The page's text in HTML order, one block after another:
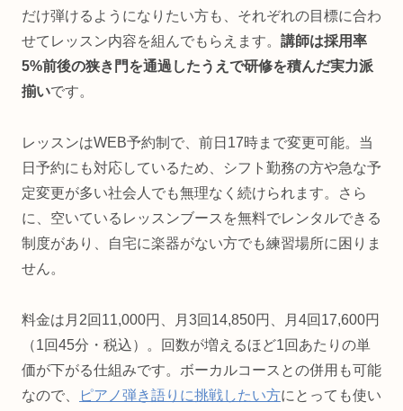
だけ弾けるようになりたい方も、それぞれの目標に合わ
せてレッスン内容を組んでもらえます。 講師は採用率
5%前後の狭き門を通過したうえで研修を積んだ実力派
揃いです。
レッスンはWEB予約制で、前日17時まで変更可能。当
日予約にも対応しているため、シフト勤務の方や急な予
定変更が多い社会人でも無理なく続けられます。さら
に、空いているレッスンブースを無料でレンタルできる
制度があり、自宅に楽器がない方でも練習場所に困りま
せん。
料金は月2回11,000円、月3回14,850円、月4回17,600円
（1回45分・税込）。回数が増えるほど1回あたりの単
価が下がる仕組みです。ボーカルコースとの併用も可能
なので、
ピアノ弾き語りに挑戦したい方にとっても使い